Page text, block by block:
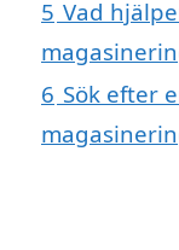
5 Vad
6 Sök efter